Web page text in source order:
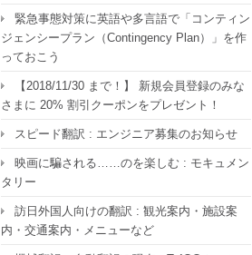
緊急事態対策に英語や多言語で「コンティン
ジェンシープラン（Contingency Plan）」を作
っておこう
【2018/11/30 まで！】 新規会員登録のみな
さまに 20% 割引クーポンをプレゼント！
スピード翻訳 : エンジニア募集のお知らせ
映画に騙される……のを楽しむ : モキュメン
タリー
訪日外国人向けの翻訳 : 観光案内・施設案
内・交通案内・メニューなど